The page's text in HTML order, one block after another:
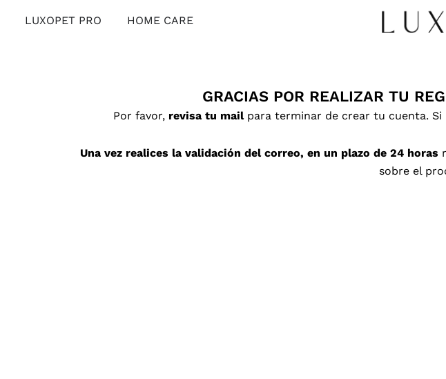
LUXOPET PRO Abrir LUXOPET PRO
HOME CARE
GRACIAS POR REALIZAR TU
Por favor,revisa tu mail para terminar de crear tu cuenta.
Una vez realices la validación del correo, en un plazo de 24 horas
sobre el